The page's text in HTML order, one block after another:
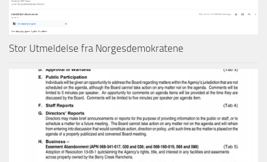
Stor Utmeldelse fra Norgesdemokratene